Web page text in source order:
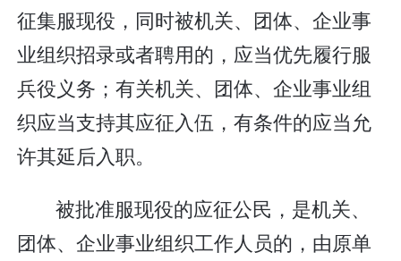
征集服现役，同时被机关、团体、企业事
业组织招录或者聘用的，应当优先履行服
兵役义务；有关机关、团体、企业事业组
织应当支持其应征入伍，有条件的应当允
许其延后入职。
被批准服现役的应征公民，是机关、
团体、企业事业组织工作人员的，由原单